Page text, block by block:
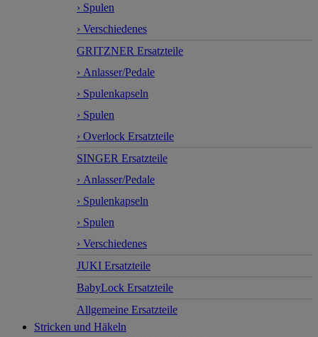
› Spulen
› Verschiedenes
GRITZNER Ersatzteile
› Anlasser/Pedale
› Spulenkapseln
› Spulen
› Overlock Ersatzteile
SINGER Ersatzteile
› Anlasser/Pedale
› Spulenkapseln
› Spulen
› Verschiedenes
JUKI Ersatzteile
BabyLock Ersatzteile
Allgemeine Ersatzteile
Stricken und Häkeln